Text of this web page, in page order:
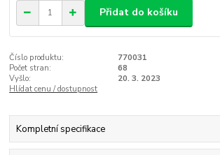
Přidat do košíku
Číslo produktu:
770031
Počet stran:
68
Vyšlo:
20. 3. 2023
Hlídat cenu / dostupnost
Kompletní specifikace